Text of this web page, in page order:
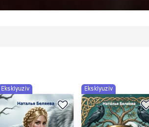
Eksklyuziv Eksklyuziv